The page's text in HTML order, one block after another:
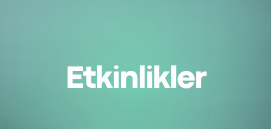
Etkinlikler